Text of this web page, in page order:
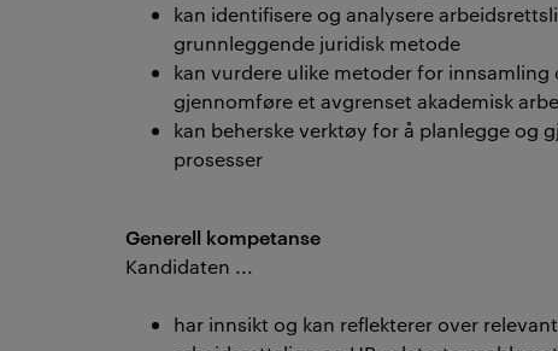
kan identifisere og analysere
grunnleggende juridisk metode
kan vurdere ulike metoder for
gjennomføre et avgrenset akademisk
kan beherske verktøy for å planlegge og
prosesser
Generell kompetanse
Kandidaten ...
har innsikt og kan reflekterer over